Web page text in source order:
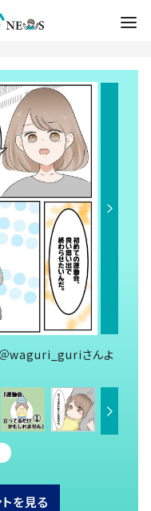
＠waguri_guriさんよ
を見る